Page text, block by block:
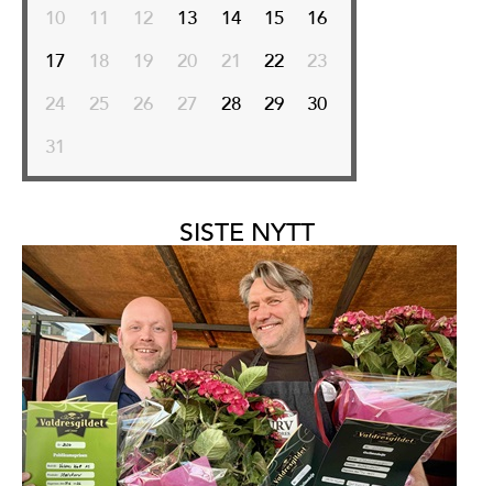
10 11 12 13 14 15
16
17
18 19 20 21 22
23
24
25 26 27 28 29
30
31
Oppdaterer søkeresultatene dine.
SISTE NYTT